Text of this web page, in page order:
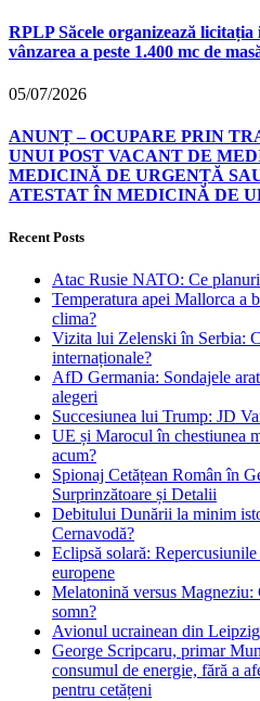
RPLP Săcele organizează
vânzarea a peste 1.400 mc de
05/07/2026
ANUNȚ – OCUPARE PRIN
UNUI POST VACANT DE
MEDICINĂ DE URGENȚĂ
ATESTAT ÎN MEDICINĂ DE
Recent Posts
Atac Rusie NATO: Ce
Temperatura apei Mallorca a
clima?
Vizita lui Zelenski în Serbia:
internaționale?
AfD Germania: Sondajele
alegeri
Succesiunea lui Trump: JD
UE și Marocul în chestiunea
acum?
Spionaj Cetățean Român în
Surprinzătoare și Detalii
Debitului Dunării la minim
Cernavodă?
Eclipsă solară:
europene
Melatonină versus Magneziu:
somn?
Avionul ucrainean din
George Scripcaru, primar
consumul de energie, fără a
pentru cetățeni